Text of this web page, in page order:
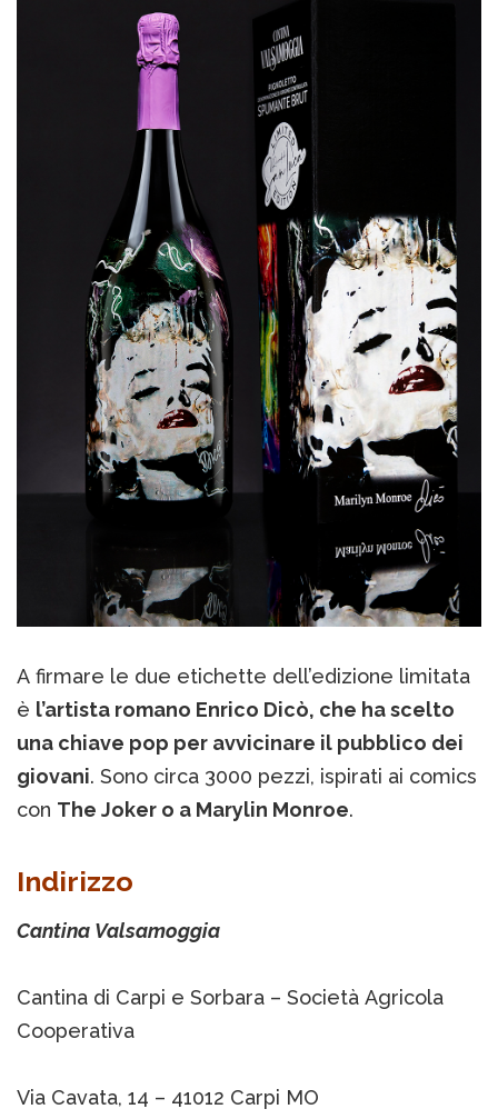
A firmare le due etichette dell’edizione limitata
è l’artista romano Enrico Dicò, che ha scelto
una chiave pop per avvicinare il pubblico dei
giovani. Sono circa 3000 pezzi, ispirati ai comics
con The Joker o a Marylin Monroe.
Indirizzo
Cantina Valsamoggia
Cantina di Carpi e Sorbara – Società Agricola
Cooperativa
Via Cavata, 14 – 41012 Carpi MO